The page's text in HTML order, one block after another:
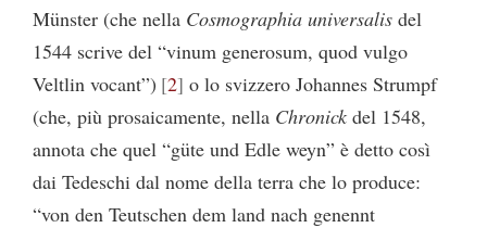
Münster (che nella Cosmographia universalis del
1544 scrive del “vinum generosum, quod vulgo
Veltlin vocant”) 2 o lo svizzero Johannes Strumpf
(che, più prosaicamente, nella Chronick del 1548,
annota che quel “güte und Edle weyn” è detto così
dai Tedeschi dal nome della terra che lo produce:
“von den Teutschen dem land nach genennt